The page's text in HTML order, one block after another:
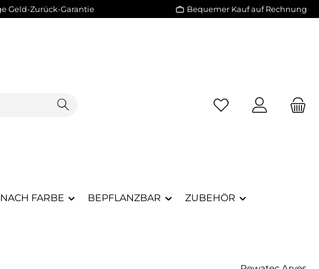
Geld-Zurück-Garantie Bequemer Kauf auf Rechnung
NACH FARBE BEPFLANZBAR ZUBEHÖR